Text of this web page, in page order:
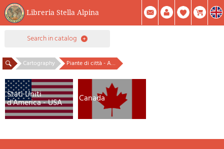
Libreria Stella Alpina
0Item(s) In Your Cart
Facebook
Create Account
search in catalog
Cartography Piante di città - America Settentrionale
Stati Uniti
d'America - USA Canada